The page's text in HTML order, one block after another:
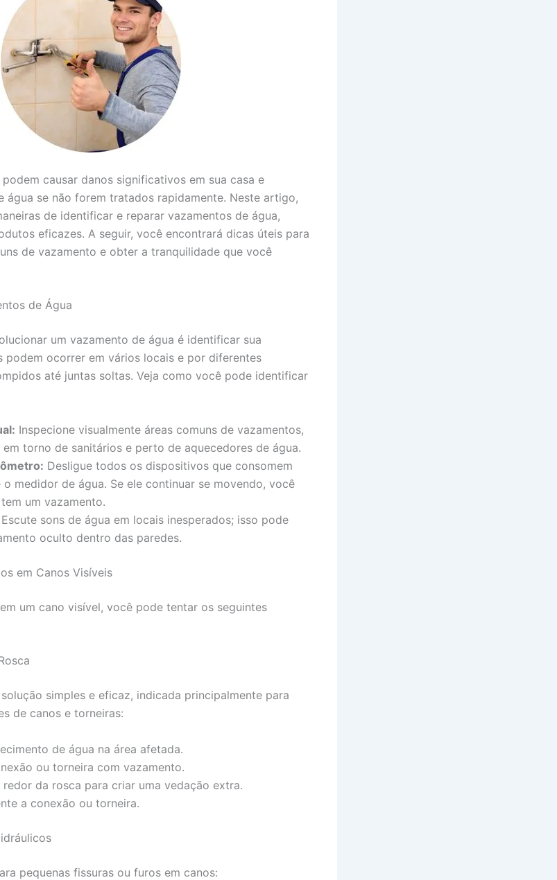
causar danos significativos em sua casa e
água se não forem tratados rapidamente. Neste artigo,
de identificar e reparar vazamentos de água,
eficazes. A seguir, você encontrará dicas úteis para
de vazamento e obter a tranquilidade que você
de Água
um vazamento de água é identificar sua
podem ocorrer em vários locais e por diferentes
até juntas soltas. Veja como você pode identificar
Inspecione visualmente áreas comuns de vazamentos,
torno de sanitários e perto de aquecedores de água.
Desligue todos os dispositivos que consomem
o medidor de água. Se ele continuar se movendo, você
um vazamento.
Escute sons de água em locais inesperados; isso pode
oculto dentro das paredes.
em Canos Visíveis
um cano visível, você pode tentar os seguintes
simples e eficaz, indicada principalmente para
de canos e torneiras:
de água na área afetada.
ou torneira com vazamento.
da rosca para criar uma vedação extra.
a conexão ou torneira.
pequenas fissuras ou furos em canos: